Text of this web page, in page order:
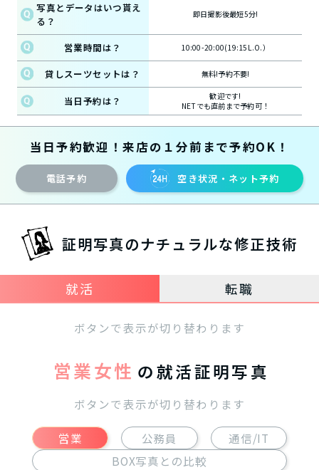
写真とデータはいつ貰え
る？
即日撮影後最短5分!
営業時間は？ 10:00-20:00(19:15L.O.）
貸しスーツセットは？ 無料!予約不要!
当日予約は？
歓迎です!
NETでも直前まで予約可！
当日予約歓迎！来店の１分前まで予約OK！
電話予約 空き状況・ネット予約
証明写真のナチュラルな修正技術
就活 転職
ボタンで表示が切り替わります
営業女性 の就活証明写真
ボタンで表示が切り替わります
営業 公務員
通信/IT
BOX写真との比較